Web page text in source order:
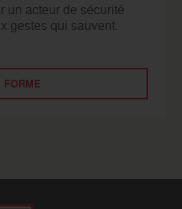
un acteur de sécurité
gestes qui sauvent.